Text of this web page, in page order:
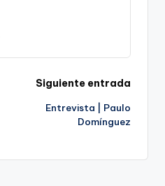
Siguiente entrada
Entrevista | Paulo
Domínguez